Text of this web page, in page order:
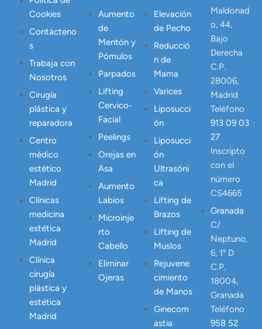
Cookies
Contácteno
s
Trabaja con
Nosotros
Cirugía
plástica y
reparadora
Centro
médico
estético
Madrid
Clínicas
medicina
estética
Madrid
Clínica
cirugía
plástica y
estética
Madrid
Aumento
de
Mentón y
Pómulos
Parpados
Lifting
Cervico-
Facial
Peelings
Orejas en
Asa
Aumento
Labios
Microinje
rto
Cabello
Eliminar
Ojeras
Elevación
de Pecho
Reducció
n de
Mama
Varices
Liposucci
ón
Liposucci
ón
Ultrasóni
ca
Lifting de
Brazos
Lifting de
Muslos
Rejuvene
cimiento
de Manos
Ginecom
astia
Maldonad
o, 44,
Bajo
Derecha
C.P.
28006,
Madrid
Teléfono
913 09 03
27
Inscripto
con el
número
CS4665
Granada
C/
Neptuno,
6, 1º D
C.P.
18004,
Granada
Teléfono
958 52